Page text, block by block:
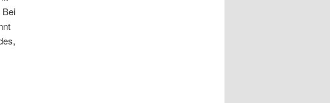
Bei